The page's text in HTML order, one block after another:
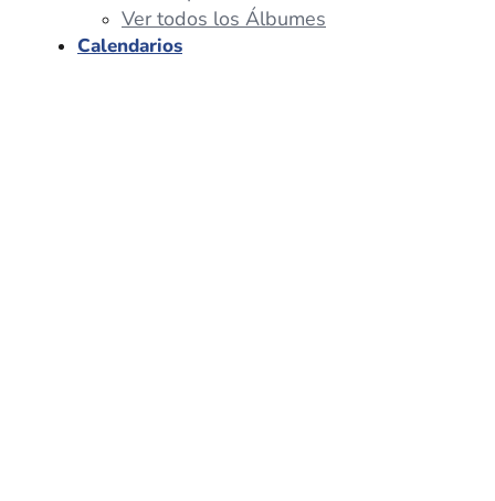
Ver todos los Álbumes
Calendarios